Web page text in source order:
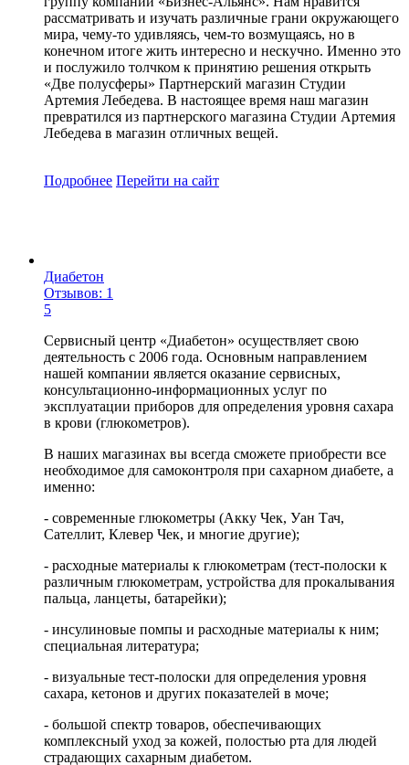
рассматривать и изучать различные грани окружающего
мира, чему-то удивляясь, чем-то возмущаясь, но в
конечном итоге жить интересно и нескучно. Именно это
и послужило толчком к принятию решения открыть
«Две полусферы» Партнерский магазин Студии
Артемия Лебедева. В настоящее время наш магазин
превратился из партнерского магазина Студии Артемия
Лебедева в магазин отличных вещей.
Подробнее Перейти на сайт
Диабетон
Отзывов: 1
5
Сервисный центр «Диабетон» осуществляет свою
деятельность с 2006 года. Основным направлением
нашей компании является оказание сервисных,
консультационно-информационных услуг по
эксплуатации приборов для определения уровня сахара
в крови (глюкометров).
В наших магазинах вы всегда сможете приобрести все
необходимое для самоконтроля при сахарном диабете, а
именно:
- современные глюкометры (Акку Чек, Уан Тач,
Сателлит, Клевер Чек, и многие другие);
- расходные материалы к глюкометрам (тест-полоски к
различным глюкометрам, устройства для прокалывания
пальца, ланцеты, батарейки);
- инсулиновые помпы и расходные материалы к ним;
специальная литература;
- визуальные тест-полоски для определения уровня
сахара, кетонов и других показателей в моче;
- большой спектр товаров, обеспечивающих
комплексный уход за кожей, полостью рта для людей
страдающих сахарным диабетом.